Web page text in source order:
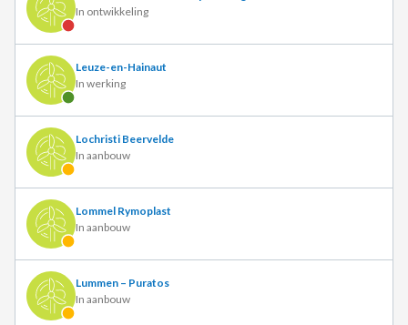
In ontwikkeling
Leuze-en-Hainaut
In werking
Lochristi Beervelde
In aanbouw
Lommel Rymoplast
In aanbouw
Lummen – Puratos
In aanbouw